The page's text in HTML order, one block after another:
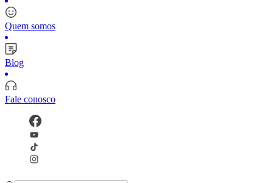
Quem somos
Blog
Fale conosco